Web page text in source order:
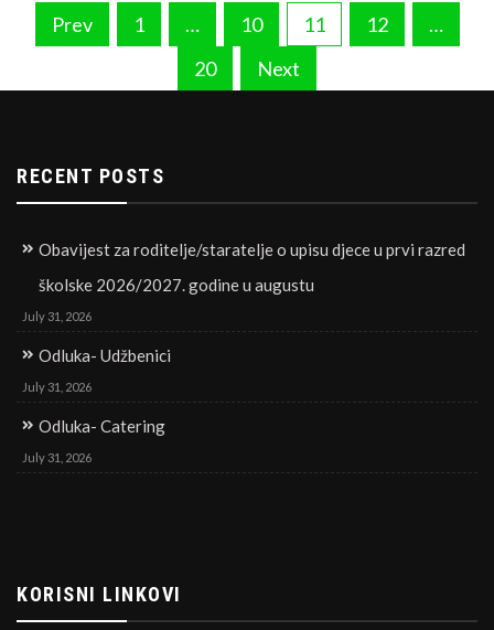
Posts
Prev 1 … 10 11 12
…
20
Next
RECENT POSTS
Obavijest za roditelje/staratelje o upisu djece u prvi razred
školske 2026/2027. godine u augustu
July 31, 2026
Odluka- Udžbenici
July 31, 2026
Odluka- Catering
July 31, 2026
KORISNI LINKOVI